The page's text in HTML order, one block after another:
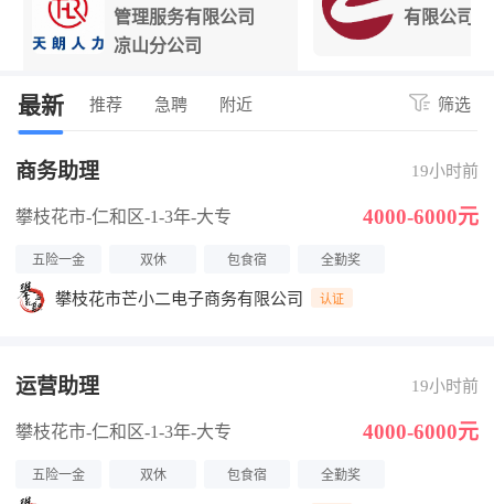
管理服务有限公司
凉山分公司
有限公司
最新 推荐 急聘 附近 筛选
商务助理 19小时前
攀枝花市-仁和区-1-3年-大专 4000-6000元
五险一金 双休 包食宿 全勤奖
攀枝花市芒小二电子商务有限公司 认证
运营助理 19小时前
攀枝花市-仁和区-1-3年-大专 4000-6000元
五险一金 双休 包食宿 全勤奖